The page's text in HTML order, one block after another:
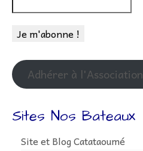
Adhérer à l'Association
Sites Nos Bateaux
Site et Blog Catataoumé